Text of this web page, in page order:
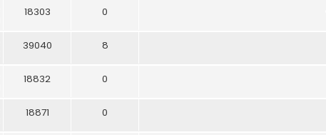
0
18303
8
39040
0
18832
0
18871